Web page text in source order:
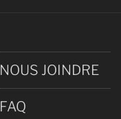
NOUS JOINDRE
FAQ